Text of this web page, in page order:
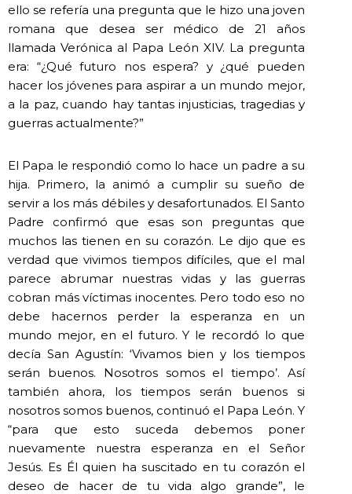
ello se refería una pregunta que le hizo una joven
romana que desea ser médico de 21 años
llamada Verónica al Papa León XIV. La pregunta
era: “¿Qué futuro nos espera? y ¿qué pueden
hacer los jóvenes para aspirar a un mundo mejor,
a la paz, cuando hay tantas injusticias, tragedias y
guerras actualmente?”
El Papa le respondió como lo hace un padre a su
hija. Primero, la animó a cumplir su sueño de
servir a los más débiles y desafortunados. El Santo
Padre confirmó que esas son preguntas que
muchos las tienen en su corazón. Le dijo que es
verdad que vivimos tiempos difíciles, que el mal
parece abrumar nuestras vidas y las guerras
cobran más víctimas inocentes. Pero todo eso no
debe hacernos perder la esperanza en un
mundo mejor, en el futuro. Y le recordó lo que
decía San Agustín: ‘Vivamos bien y los tiempos
serán buenos. Nosotros somos el tiempo’. Así
también ahora, los tiempos serán buenos si
nosotros somos buenos, continuó el Papa León. Y
“para que esto suceda debemos poner
nuevamente nuestra esperanza en el Señor
Jesús. Es Él quien ha suscitado en tu corazón el
deseo de hacer de tu vida algo grande”, le